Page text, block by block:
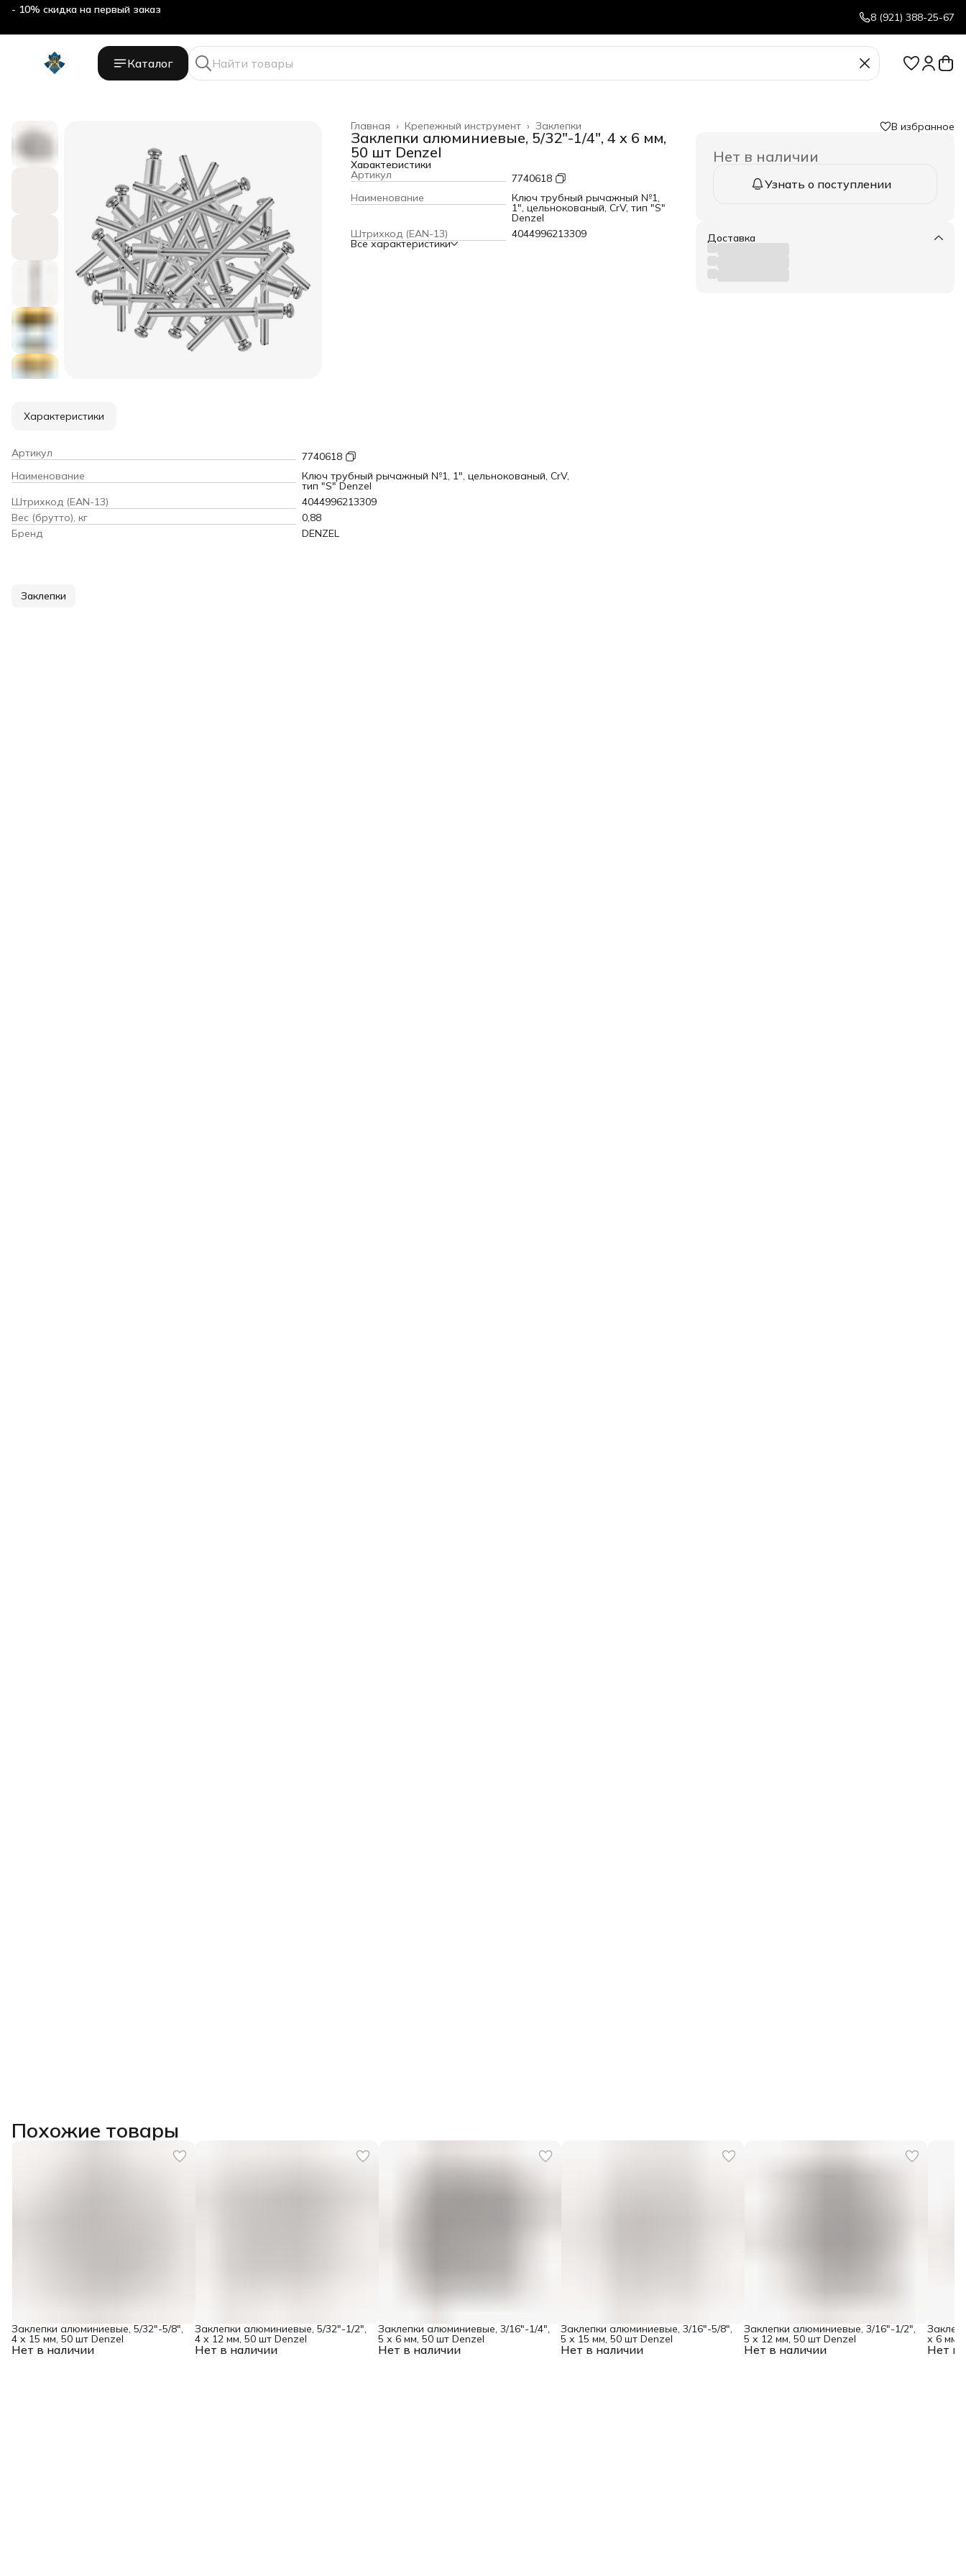
- 10% скидка на первый заказ 8 (921) 388-25-67
Каталог
Заклепки
Крепежный инструмент ›
Главная ›
Заклепки алюминиевые, 5/32"-1/4", 4 x 6 мм,
50 шт Denzel
Характеристики
Артикул
7740618
Наименование
Ключ трубный рычажный №1,
1", цельнокованый, CrV, тип "S"
Denzel
Штрихкод (EAN-13)
4044996213309
Все характеристики
В избранное
Нет в наличии
Узнать о поступлении
Доставка
Характеристики
Артикул
7740618
Наименование
Ключ трубный рычажный №1, 1", цельнокованый, CrV,
тип "S" Denzel
Штрихкод (EAN-13)
4044996213309
Вес (брутто), кг
0,88
Бренд
DENZEL
Заклепки
Похожие товары
Нет в наличии
Заклепки алюминиевые, 5/32"-5/8",
4 х 15 мм, 50 шт Denzel
Нет в наличии
Заклепки алюминиевые, 5/32"-1/2",
4 х 12 мм, 50 шт Denzel
Нет в наличии
Заклепки алюминиевые, 3/16"-1/4",
5 х 6 мм, 50 шт Denzel
Нет в наличии
Заклепки алюминиевые, 3/16"-5/8",
5 х 15 мм, 50 шт Denzel
Нет в наличии
Заклепки алюминиевые, 3/16"-1/2",
5 х 12 мм, 50 шт Denzel
Нет в
х 6 мм,